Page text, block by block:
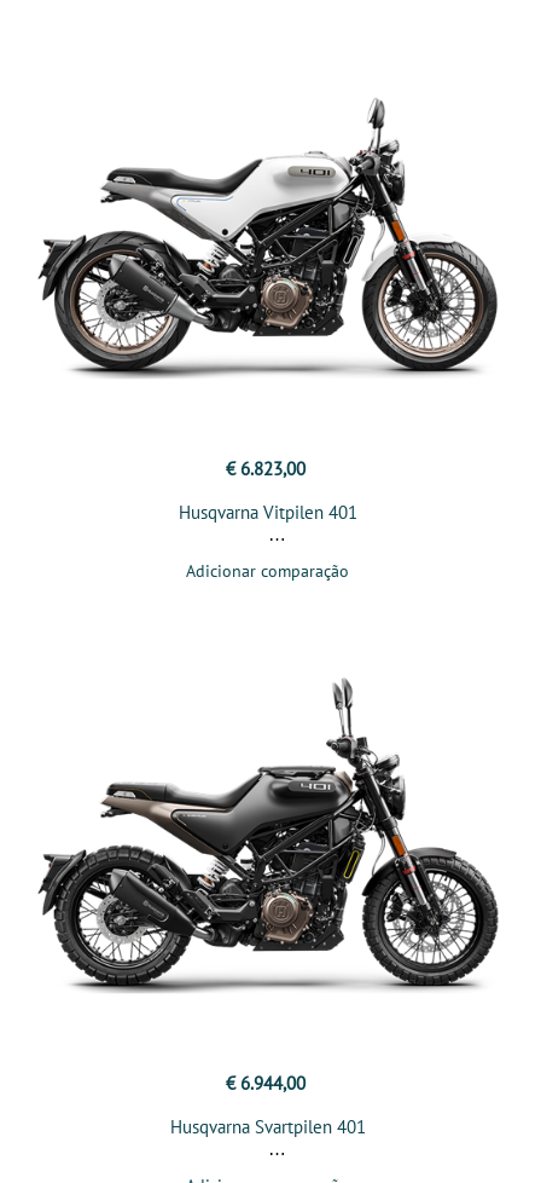
€ 6.823,00
Husqvarna Vitpilen 401
Adicionar comparação
€ 6.944,00
Husqvarna Svartpilen 401